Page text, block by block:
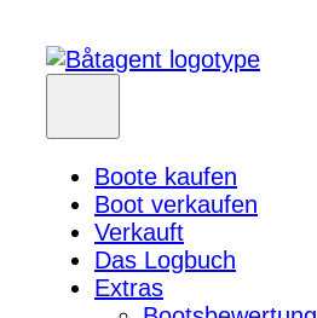
Boote kaufen
Boot verkaufen
Verkauft
Das Logbuch
Extras